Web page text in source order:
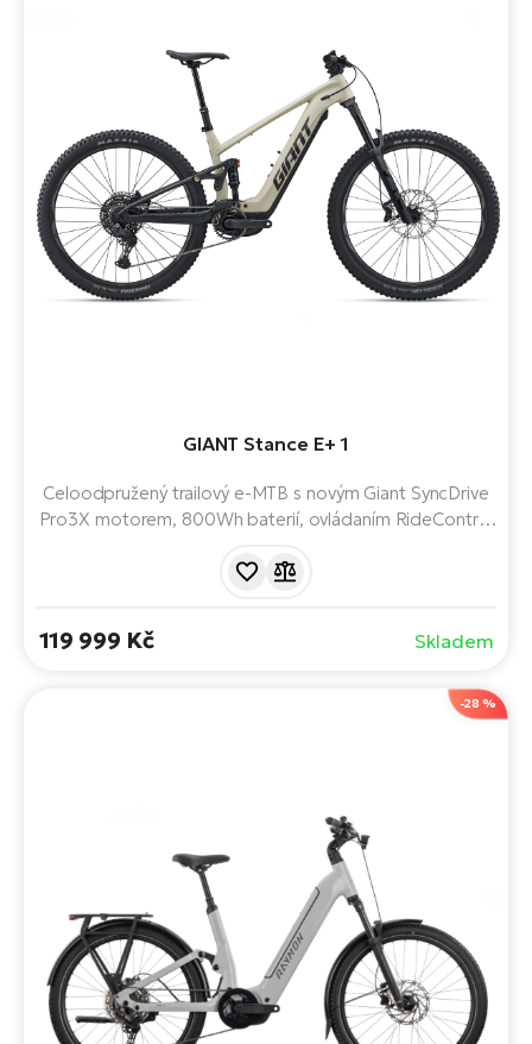
GIANT Stance E+ 1
Celoodpružený trailový e-MTB s novým Giant SyncDrive
Pro3X motorem, 800Wh baterií, ovládaním RideControl
se přizpůsobí jízdě a vašim potřebám. Možnost
119 999 Kč Skladem
-28 %